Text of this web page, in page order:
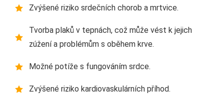
Zvýšené riziko srdečních chorob a mrtvice.
Tvorba plaků v tepnách, což může vést k jejich
zúžení a problémům s oběhem krve.
Možné potíže s fungováním srdce.
Zvýšené riziko kardiovaskulárních příhod.